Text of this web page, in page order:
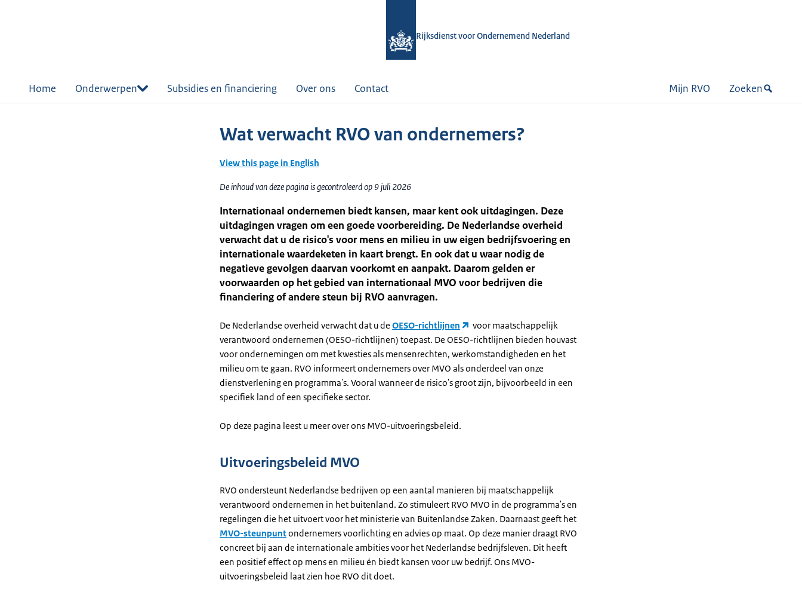
Rijksdienst voor Ondernemend Nederland
Home Onderwerpen Subsidies en financiering Over ons Contact Mijn RVO Zoeken
Wat verwacht RVO van ondernemers?
View this page in English
De inhoud van deze pagina is gecontroleerd op 9 juli 2026
Internationaal ondernemen biedt kansen, maar kent ook uitdagingen. Deze
uitdagingen vragen om een goede voorbereiding. De Nederlandse overheid
verwacht dat u de risico's voor mens en milieu in uw eigen bedrijfsvoering en
internationale waardeketen in kaart brengt. En ook dat u waar nodig de
negatieve gevolgen daarvan voorkomt en aanpakt. Daarom gelden er
voorwaarden op het gebied van internationaal MVO voor bedrijven die
financiering of andere steun bij RVO aanvragen.
De Nederlandse overheid verwacht dat u de OESO-richtlijnen
voor maatschappelijk
verantwoord ondernemen (OESO-richtlijnen) toepast. De OESO-richtlijnen bieden houvast
voor ondernemingen om met kwesties als mensenrechten, werkomstandigheden en het
milieu om te gaan. RVO informeert ondernemers over MVO als onderdeel van onze
dienstverlening en programma's. Vooral wanneer de risico's groot zijn, bijvoorbeeld in een
specifiek land of een specifieke sector.
Op deze pagina leest u meer over ons MVO-uitvoeringsbeleid.
Uitvoeringsbeleid MVO
RVO ondersteunt Nederlandse bedrijven op een aantal manieren bij maatschappelijk
verantwoord ondernemen in het buitenland. Zo stimuleert RVO MVO in de programma's en
regelingen die het uitvoert voor het ministerie van Buitenlandse Zaken. Daarnaast geeft het
MVO-steunpuntondernemers voorlichting en advies op maat. Op deze manier draagt RVO
concreet bij aan de internationale ambities voor het Nederlandse bedrijfsleven. Dit heeft
een positief effect op mens en milieu én biedt kansen voor uw bedrijf. Ons MVO-
uitvoeringsbeleid laat zien hoe RVO dit doet.